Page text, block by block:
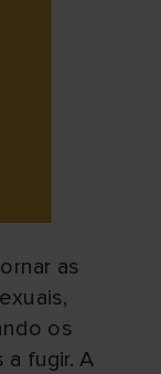
as
os
fugir. A